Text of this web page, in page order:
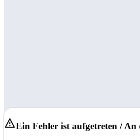
Ein Fehler ist aufgetreten / An